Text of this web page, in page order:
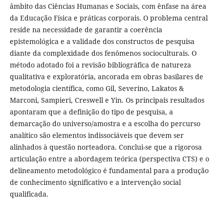
âmbito das Ciências Humanas e Sociais, com ênfase na área
da Educação Física e práticas corporais. O problema central
reside na necessidade de garantir a coerência
epistemológica e a validade dos constructos de pesquisa
diante da complexidade dos fenômenos socioculturais. O
método adotado foi a revisão bibliográfica de natureza
qualitativa e exploratória, ancorada em obras basilares de
metodologia científica, como Gil, Severino, Lakatos &
Marconi, Sampieri, Creswell e Yin. Os principais resultados
apontaram que a definição do tipo de pesquisa, a
demarcação do universo/amostra e a escolha do percurso
analítico são elementos indissociáveis que devem ser
alinhados à questão norteadora. Conclui-se que a rigorosa
articulação entre a abordagem teórica (perspectiva CTS) e o
delineamento metodológico é fundamental para a produção
de conhecimento significativo e a intervenção social
qualificada.